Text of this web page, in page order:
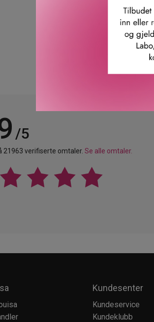
Leverandørs artikkelnummer:
/5
21963 verifiserte omtaler. Se alle omtaler.
Kundesenter
Kundeservice
Kundeklubb